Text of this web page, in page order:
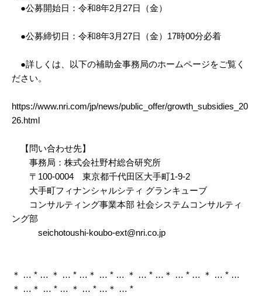
●公募開始日：令和8年2月27日（金）
●公募締切日：令和8年3月27日（金）17時00分必着
●詳しくは、以下の補助金事務局のホームページをご覧く
ださい。
https://www.nri.com/jp/news/public_offer/growth_subsidies_20
26.html
【問い合わせ先】
事務局：株式会社野村総合研究所
〒100-0004 東京都千代田区大手町1-9-2
大手町フィナンシャルシティ グランキューブ
コンサルティング事業本部 社会システムコンサルティ
ング部
seichotoushi-koubo-ext@nri.co.jp
＊ … * … ＊ … * …＊ … * … ＊ … * …＊ … * … ＊ … * …
＊ …＊ … * … ＊ … * …＊ … *